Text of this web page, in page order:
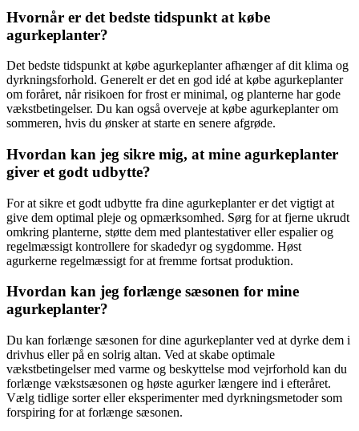
Hvornår er det bedste tidspunkt at købe
agurkeplanter?
Det bedste tidspunkt at købe agurkeplanter afhænger af dit klima og
dyrkningsforhold. Generelt er det en god idé at købe agurkeplanter
om foråret, når risikoen for frost er minimal, og planterne har gode
vækstbetingelser. Du kan også overveje at købe agurkeplanter om
sommeren, hvis du ønsker at starte en senere afgrøde.
Hvordan kan jeg sikre mig, at mine agurkeplanter
giver et godt udbytte?
For at sikre et godt udbytte fra dine agurkeplanter er det vigtigt at
give dem optimal pleje og opmærksomhed. Sørg for at fjerne ukrudt
omkring planterne, støtte dem med plantestativer eller espalier og
regelmæssigt kontrollere for skadedyr og sygdomme. Høst
agurkerne regelmæssigt for at fremme fortsat produktion.
Hvordan kan jeg forlænge sæsonen for mine
agurkeplanter?
Du kan forlænge sæsonen for dine agurkeplanter ved at dyrke dem i
drivhus eller på en solrig altan. Ved at skabe optimale
vækstbetingelser med varme og beskyttelse mod vejrforhold kan du
forlænge vækstsæsonen og høste agurker længere ind i efteråret.
Vælg tidlige sorter eller eksperimenter med dyrkningsmetoder som
forspiring for at forlænge sæsonen.